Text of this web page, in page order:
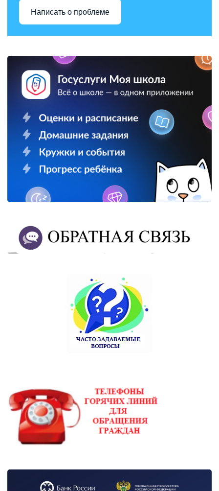
Написать о проблеме